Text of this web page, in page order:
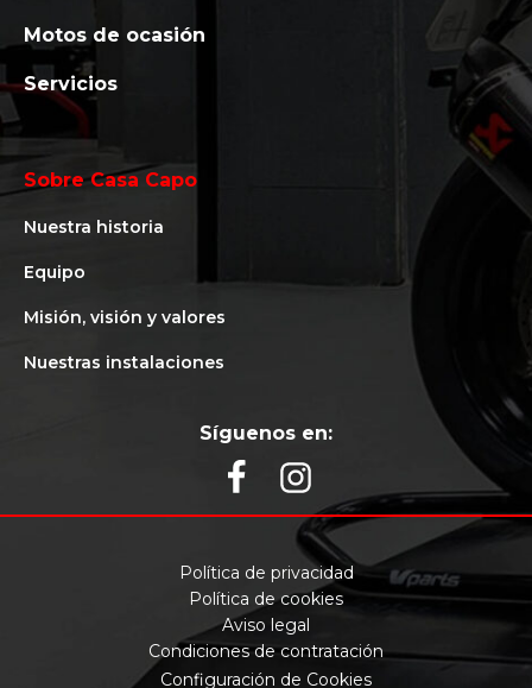
Motos de ocasión
Servicios
Sobre Casa Capo
Nuestra historia
Equipo
Misión, visión y valores
Nuestras instalaciones
Síguenos en:
Política de privacidad
Política de cookies
Aviso legal
Condiciones de contratación
Configuración de Cookies